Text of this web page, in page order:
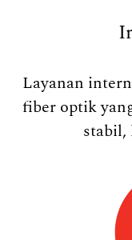
Layanan
fiber optik
stabil,